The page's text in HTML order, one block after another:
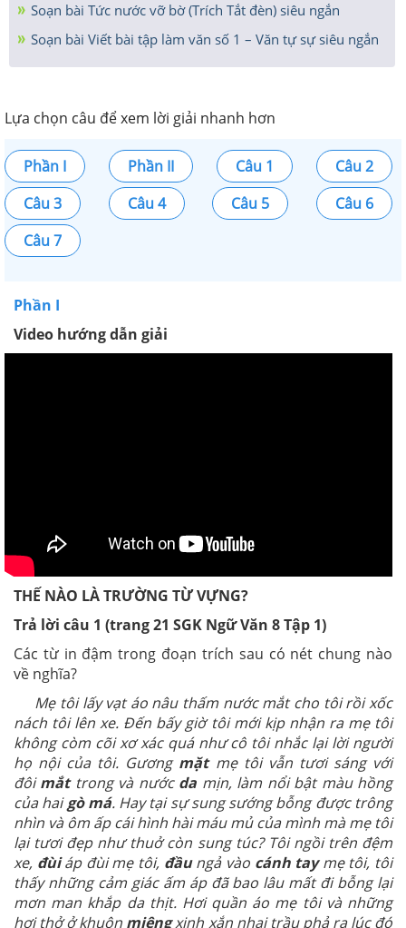
Soạn bài Tức nước vỡ bờ (Trích Tắt đèn) siêu ngắn
Soạn bài Viết bài tập làm văn số 1 – Văn tự sự siêu ngắn
Lựa chọn câu để xem lời giải nhanh hơn
Phần I Phần II Câu 1
Câu 2
Câu 3
Câu 4 Câu 5
Câu 6
Câu 7
Phần I
Video hướng dẫn giải
THẾ NÀO LÀ TRƯỜNG TỪ VỰNG?
Trả lời câu 1 (trang 21 SGK Ngữ Văn 8 Tập 1)
Các từ in đậm trong đoạn trích sau có nét chung nào
về nghĩa?
Mẹ tôi lấy vạt áo nâu thấm nước mắt cho tôi rồi xốc
nách tôi lên xe. Đến bấy giờ tôi mới kịp nhận ra mẹ tôi
không còm cõi xơ xác quá như cô tôi nhắc lại lời người
họ nội của tôi. Gương mặtmẹ tôi vẫn tươi sáng với
đôimắttrong và nước da mịn, làm nổi bật màu hồng
của haigò má. Hay tại sự sung sướng bỗng được trông
nhìn và ôm ấp cái hình hài máu mủ của mình mà mẹ tôi
lại tươi đẹp như thuở còn sung túc? Tôi ngồi trên đệm
xe, đùiáp đùi mẹ tôi, đầungả vào cánh taymẹ tôi, tôi
thấy những cảm giác ấm áp đã bao lâu mất đi bỗng lại
mơn man khắp da thịt. Hơi quần áo mẹ tôi và những
hơi thở ở khuôn miệngxinh xắn nhai trầu phả ra lúc đó